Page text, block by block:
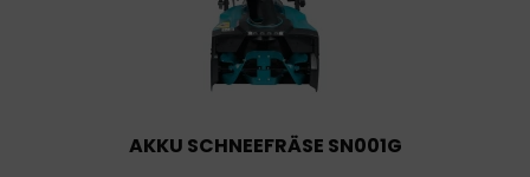
AKKU SCHNEEFRÄSE SN001G